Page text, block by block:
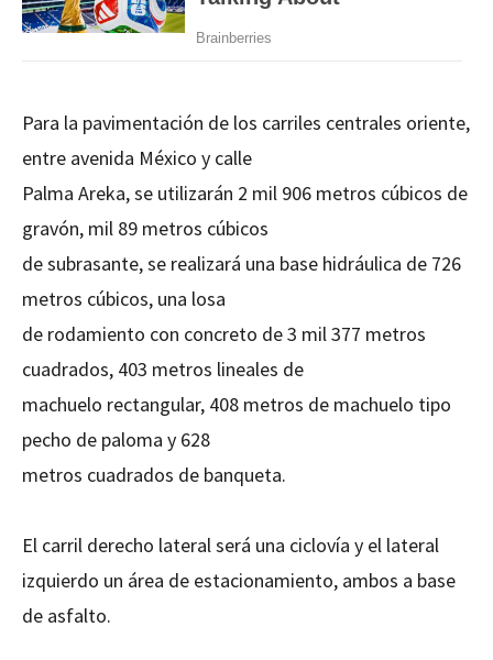
Para la pavimentación de los carriles centrales oriente,
entre avenida México y calle
Palma Areka, se utilizarán 2 mil 906 metros cúbicos de
gravón, mil 89 metros cúbicos
de subrasante, se realizará una base hidráulica de 726
metros cúbicos, una losa
de rodamiento con concreto de 3 mil 377 metros
cuadrados, 403 metros lineales de
machuelo rectangular, 408 metros de machuelo tipo
pecho de paloma y 628
metros cuadrados de banqueta.
El carril derecho lateral será una ciclovía y el lateral
izquierdo un área de estacionamiento, ambos a base
de asfalto.